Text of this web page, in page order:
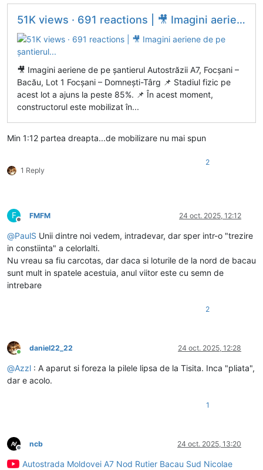
51K views · 691 reactions | 🎥 Imagini aeriene de pe șantierul...
🎥 Imagini aeriene de pe șantierul Autostrăzii A7, Focșani –
Bacău, Lot 1 Focșani – Domnești-Târg 📌 Stadiul fizic pe
acest lot a ajuns la peste 85%. 📌 În acest moment,
constructorul este mobilizat în...
Min 1:12 partea dreapta...de mobilizare nu mai spun
1 Reply
2
F
Deconectat
FMFM 24 oct. 2025, 12:12
@PaulS Unii dintre noi vedem, intradevar, dar sper intr-o "trezire
in constiinta" a celorlalti.
Nu vreau sa fiu carcotas, dar daca si loturile de la nord de bacau
sunt mult in spatele acestuia, anul viitor este cu semn de
intrebare
2
Conectat
daniel22_22 24 oct. 2025, 12:28
@Azzl : A aparut si foreza la pilele lipsa de la Tisita. Inca "pliata",
dar e acolo.
1
Deconectat
ncb 24 oct. 2025, 13:20
Autostrada Moldovei A7 Nod Rutier Bacau Sud Nicolae